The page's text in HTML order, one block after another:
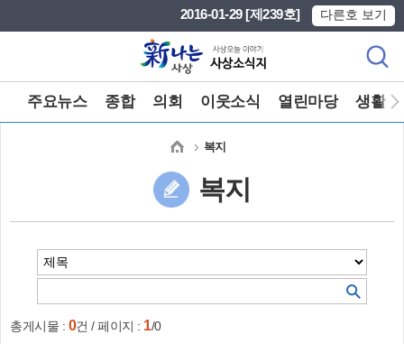
2016-01-29 [제239호] 다른호 보기
주요뉴스 종합 의회 이웃소식 열린마당 생활정
복지
복지
총게시물 : 0건 / 페이지 : 1/0